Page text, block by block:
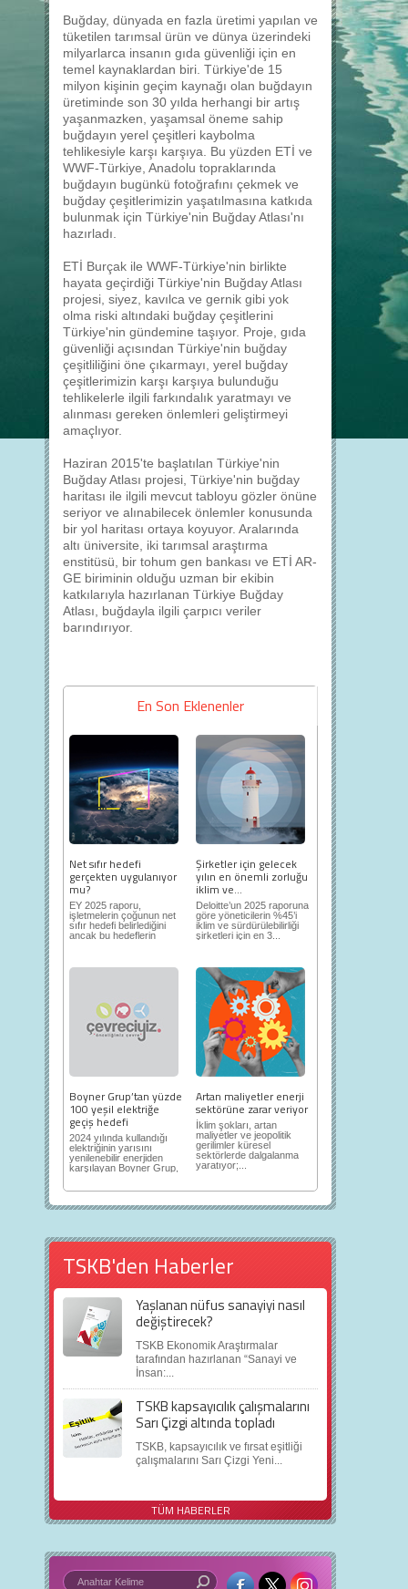
Buğday, dünyada en fazla üretimi yapılan ve
tüketilen tarımsal ürün ve dünya üzerindeki
milyarlarca insanın gıda güvenliği için en
temel kaynaklardan biri. Türkiye'de 15
milyon kişinin geçim kaynağı olan buğdayın
üretiminde son 30 yılda herhangi bir artış
yaşanmazken, yaşamsal öneme sahip
buğdayın yerel çeşitleri kaybolma
tehlikesiyle karşı karşıya. Bu yüzden ETİ ve
WWF-Türkiye, Anadolu topraklarında
buğdayın bugünkü fotoğrafını çekmek ve
buğday çeşitlerimizin yaşatılmasına katkıda
bulunmak için Türkiye'nin Buğday Atlası'nı
hazırladı.
ETİ Burçak ile WWF-Türkiye'nin birlikte
hayata geçirdiği Türkiye'nin Buğday Atlası
projesi, siyez, kavılca ve gernik gibi yok
olma riski altındaki buğday çeşitlerini
Türkiye'nin gündemine taşıyor. Proje, gıda
güvenliği açısından Türkiye'nin buğday
çeşitliliğini öne çıkarmayı, yerel buğday
çeşitlerimizin karşı karşıya bulunduğu
tehlikelerle ilgili farkındalık yaratmayı ve
alınması gereken önlemleri geliştirmeyi
amaçlıyor.
Haziran 2015'te başlatılan Türkiye'nin
Buğday Atlası projesi, Türkiye'nin buğday
haritası ile ilgili mevcut tabloyu gözler önüne
seriyor ve alınabilecek önlemler konusunda
bir yol haritası ortaya koyuyor. Aralarında
altı üniversite, iki tarımsal araştırma
enstitüsü, bir tohum gen bankası ve ETİ AR-
GE biriminin olduğu uzman bir ekibin
katkılarıyla hazırlanan Türkiye Buğday
Atlası, buğdayla ilgili çarpıcı veriler
barındırıyor.
En Son Eklenenler
Net sıfır hedefi
gerçekten uygulanıyor
mu?
EY 2025 raporu,
işletmelerin çoğunun net
sıfır hedefi belirlediğini
ancak bu hedeflerin
Şirketler için gelecek
yılın en önemli zorluğu
iklim ve...
Deloitte’un 2025 raporuna
göre yöneticilerin %45’i
iklim ve sürdürülebilirliği
şirketleri için en 3...
Boyner Grup’tan yüzde
100 yeşil elektriğe
geçiş hedefi
2024 yılında kullandığı
elektriğinin yarısını
yenilenebilir enerjiden
karşılayan Boyner Grup,
Artan maliyetler enerji
sektörüne zarar veriyor
İklim şokları, artan
maliyetler ve jeopolitik
gerilimler küresel
sektörlerde dalgalanma
yaratıyor;...
TSKB'den Haberler
Yaşlanan nüfus sanayiyi nasıl
değiştirecek?
TSKB Ekonomik Araştırmalar
tarafından hazırlanan “Sanayi ve
İnsan:...
TSKB kapsayıcılık çalışmalarını
Sarı Çizgi altında topladı
TSKB, kapsayıcılık ve fırsat eşitliği
çalışmalarını Sarı Çizgi Yeni...
TÜM HABERLER